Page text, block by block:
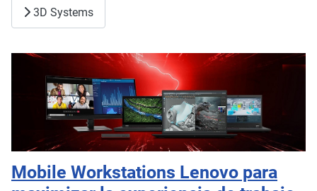
3D Systems
Mobile Workstations Lenovo para